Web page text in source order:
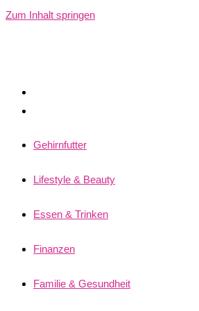
Zum Inhalt springen
Gehirnfutter
Lifestyle & Beauty
Essen & Trinken
Finanzen
Familie & Gesundheit